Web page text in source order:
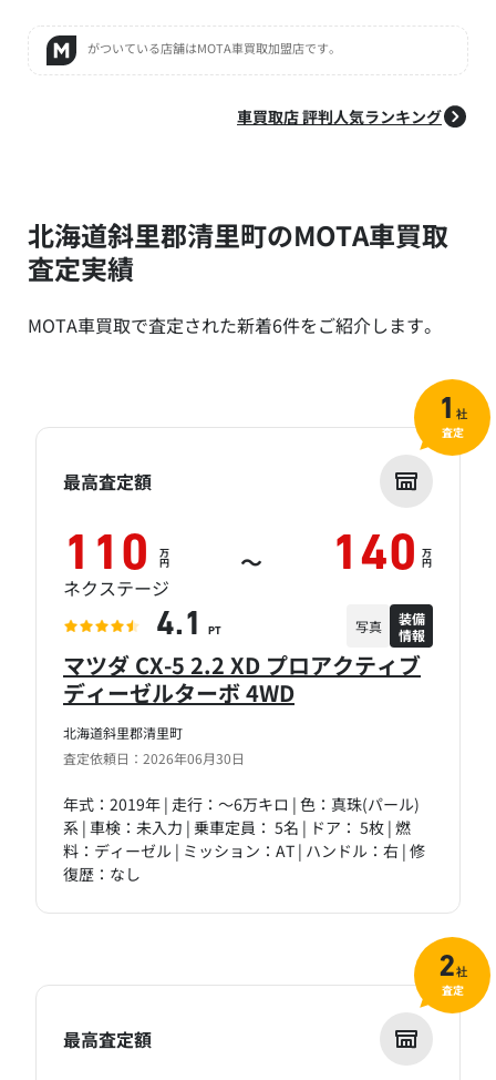
がついている店舗はMOTA車買取加盟店です。
車買取店 評判人気ランキング
北海道斜里郡清里町のMOTA車買取
査定実績
MOTA車買取で査定された新着6件をご紹介します。
北海道斜里郡清里町
査定依頼日：2026年06月30日
マツダ CX-5 2.2 XD プロアクティブ
ディーゼルターボ 4WD
年式：2019年 | 走行：～6万キロ | 色：真珠(パール)
系 | 車検：未入力 | 乗車定員： 5名 | ドア： 5枚 | 燃
料：ディーゼル | ミッション：AT | ハンドル：右 | 修
復歴：なし
最高査定額
110 万
円 ～ 140 万
円
ネクステージ
4.1 PT 写真
装備
情報
1 社
査定
最高査定額
2社
査定